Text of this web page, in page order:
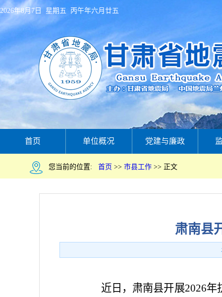
2026年8月7日 星期五 丙午年六月廿五
首页 单位概况 党建与廉政
您当前的位置: 首页 >> 市县工作 >> 正文
肃南县
近日，肃南县开展2026